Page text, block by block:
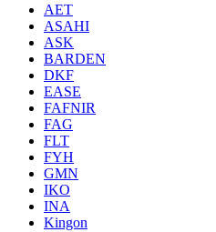
AET
ASAHI
ASK
BARDEN
DKF
EASE
FAFNIR
FAG
FLT
FYH
GMN
IKO
INA
Kingon